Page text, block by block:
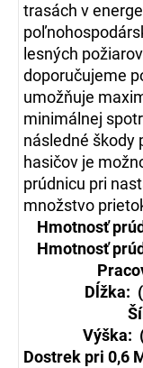
trasách v
lesných
doporučujeme
umožňuje
minimálnej
následné škody
hasičov je
prúdnicu pri
množstvo
Hmotnosť
Hmotnosť
Dĺžka:
Výška:
Dostrek pri 0,6